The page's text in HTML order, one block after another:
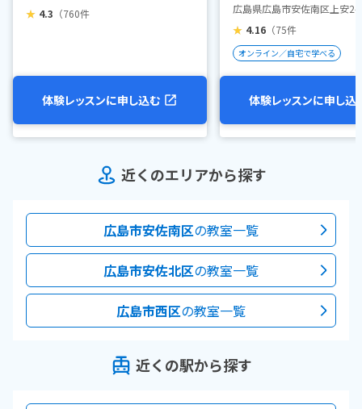
★ 4.3 （760件
体験レッスンに申し込む
広島県広島市安佐南区上安
★ 4.16 （75件
オンライン／自宅で学べる
体験レッスンに申し込
近くのエリアから探す
広島市安佐南区の教室一覧
広島市安佐北区の教室一覧
広島市西区の教室一覧
近くの駅から探す